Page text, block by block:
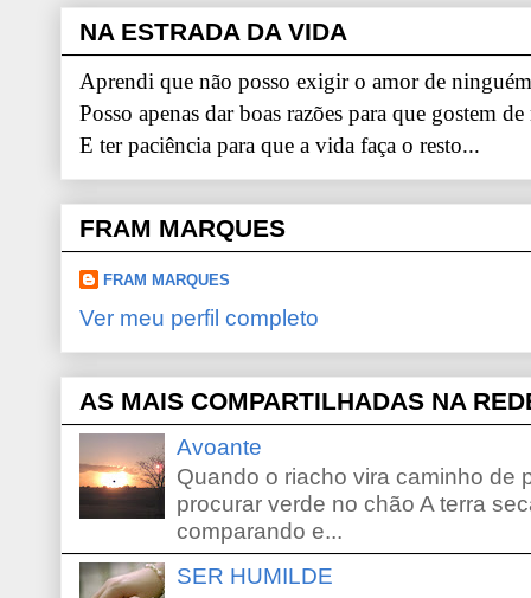
NA ESTRADA DA VIDA
Aprendi que não posso exigir o amor de
Posso apenas dar boas razões para que gostem
E ter paciência para que a vida faça o resto...
FRAM MARQUES
FRAM MARQUES
Ver meu perfil completo
AS MAIS COMPARTILHADAS NA
Avoante
Quando o riacho vira caminho de
procurar verde no chão A terra
comparando e...
SER HUMILDE